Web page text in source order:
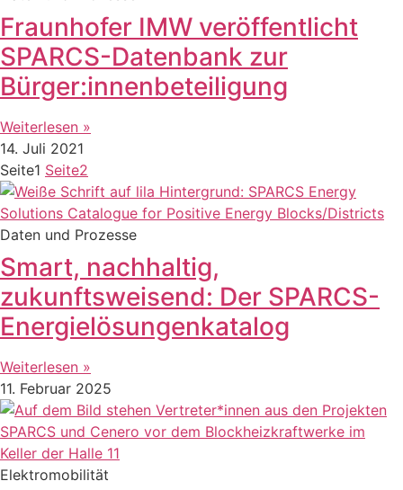
Fraunhofer IMW veröffentlicht
SPARCS-Datenbank zur
Bürger:innenbeteiligung
Weiterlesen »
14. Juli 2021
Seite1 Seite2
Daten und Prozesse
Smart, nachhaltig,
zukunftsweisend: Der SPARCS-
Energielösungenkatalog
Weiterlesen »
11. Februar 2025
Elektromobilität